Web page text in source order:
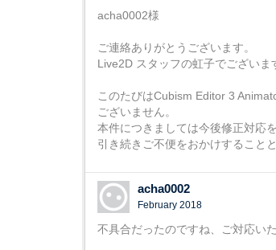
acha0002様
ご連絡ありがとうございます。
Live2D スタッフの虹子でございま
このたびはCubism Editor 3
ございません。
本件につきましては今後修正対応
引き続きご不便をおかけすること
acha0002
February 2018
不具合だったのですね、ご対応い